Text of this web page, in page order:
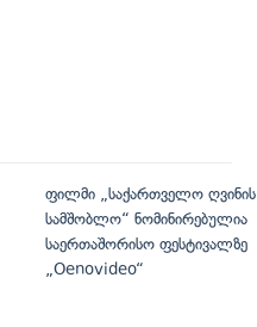
ფილმი „საქართველო ღვინის
სამშობლო“ ნომინირებულია
საერთაშორისო ფესტივალზე
„Oenovideo“